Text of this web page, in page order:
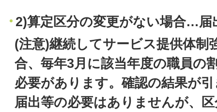
2)算定区分の変更がない場合…届
(注意)継続してサービス提供体制
合、毎年3月に該当年度の職員の
必要があります。確認の結果が
届出等の必要はありませんが、